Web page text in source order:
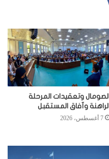
الصومال وتعقيدات المرحلة
الراهنة وآفاق المستقبل
7 أغسطس، 2026